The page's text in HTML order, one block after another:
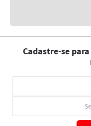
Cadastre-se